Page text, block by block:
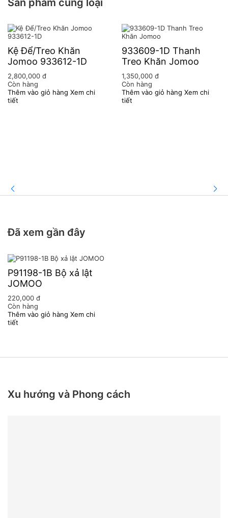
Sản phẩm cùng loại
Kệ Để/Treo Khăn
Jomoo 933612-1D
2,800,000 đ
Còn hàng
Thêm vào giỏ hàng Xem chi
tiết
933609-1D Thanh
Treo Khăn Jomoo
1,350,000 đ
Còn hàng
Thêm vào giỏ hàng Xem chi
tiết
Đã xem gần đây
P91198-1B Bộ xả lật
JOMOO
220,000 đ
Còn hàng
Thêm vào giỏ hàng Xem chi
tiết
Xu hướng và Phong cách